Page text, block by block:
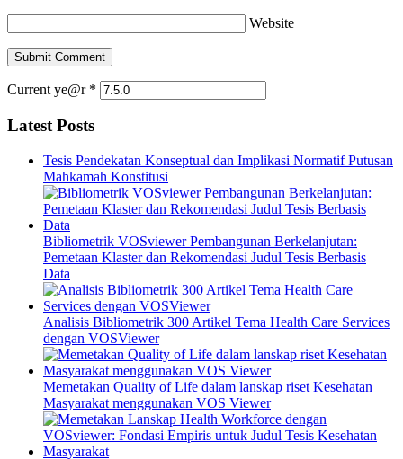
Website
Current ye@r *
Latest Posts
Tesis Pendekatan Konseptual dan Implikasi Normatif Putusan
Mahkamah Konstitusi
Bibliometrik VOSviewer Pembangunan Berkelanjutan:
Pemetaan Klaster dan Rekomendasi Judul Tesis Berbasis
Data
Analisis Bibliometrik 300 Artikel Tema Health Care Services
dengan VOSViewer
Memetakan Quality of Life dalam lanskap riset Kesehatan
Masyarakat menggunakan VOS Viewer